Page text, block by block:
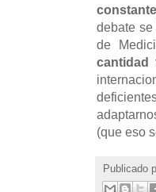
debate
de
cantidad
(que eso
Publicado